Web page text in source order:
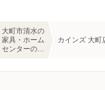
大町市清水の
家具・ホーム
センターのチ
カインズ 大町